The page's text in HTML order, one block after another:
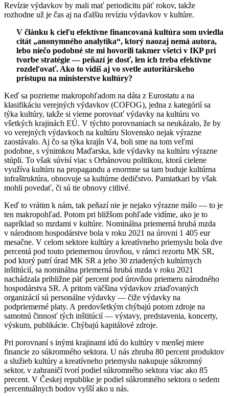
Revízie výdavkov by mali mať periodicitu päť rokov, takže
rozhodne už je čas aj na ďalšiu revíziu výdavkov v kultúre.
V článku k cieľu efektívne financovaná kultúra som uviedla
citát „anonymného analytika“, ktorý naozaj nemá autora,
lebo niečo podobné ste mi hovorili takmer všetci v IKP pri
tvorbe stratégie — peňazí je dosť, len ich treba efektívne
rozdeľovať. Ako to vidíš aj vo svetle autoritárskeho
prístupu na ministerstve kultúry?
Keď sa pozrieme makropohľadom na dáta z Eurostatu a na
klasifikáciu verejných výdavkov (COFOG), jedna z kategórií sa
týka kultúry, takže si vieme porovnať výdavky na kultúru vo
všetkých krajinách EÚ. V týchto porovnaniach sa neukázalo, že by
vo verejných výdavkoch na kultúru Slovensko nejak výrazne
zaostávalo. Aj čo sa týka krajín V4, boli sme na tom veľmi
podobne, s výnimkou Maďarska, kde výdavky na kultúru výrazne
stúpli. To však súvisí viac s Orbánovou politikou, ktorá cielene
využíva kultúru na propagandu a enormne sa tam buduje kultúrna
infraštruktúra, obnovuje sa kultúrne dedičstvo. Pamiatkari by však
mohli povedať, či sú tie obnovy citlivé.
Keď to vrátim k nám, tak peňazí nie je nejako výrazne málo — to je
ten makropohľad. Potom pri bližšom pohľade vidíme, ako je to
napríklad so mzdami v kultúre. Nominálna priemerná hrubá mzda
v národnom hospodárstve bola v roku 2021 na úrovni 1 405 eur
mesačne. V celom sektore kultúry a kreatívneho priemyslu bola dve
percentá pod touto priemernou úrovňou, v rámci rezortu MK SR,
pod ktorý patrí úrad MK SR a jeho 30 zriadených kultúrnych
inštitúcií, sa nominálna priemerná hrubá mzda v roku 2021
nachádzala približne päť percent pod úrovňou priemeru národného
hospodárstva SR. A pritom väčšina výdavkov zriaďovaných
organizácií sú personálne výdavky — čiže výdavky na
podpriemerné platy. A predovšetkým chýbajú potom zdroje na
samotnú činnosť tých inštitúcií — výstavy, predstavenia, koncerty,
výskum, publikácie. Chýbajú kapitálové zdroje.
Pri porovnaní s inými krajinami idú do kultúry v menšej miere
financie zo súkromného sektora. U nás zhruba 80 percent produktov
a služieb kultúry a kreatívneho priemyslu nakupuje súkromný
sektor, v zahraničí tvorí podiel súkromného sektora viac ako 85
precent. V Českej republike je podiel súkromného sektora o sedem
percentuálnych bodov vyšší ako u nás.